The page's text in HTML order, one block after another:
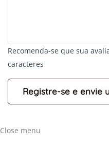
Recomenda-se que sua
caracteres
Close menu